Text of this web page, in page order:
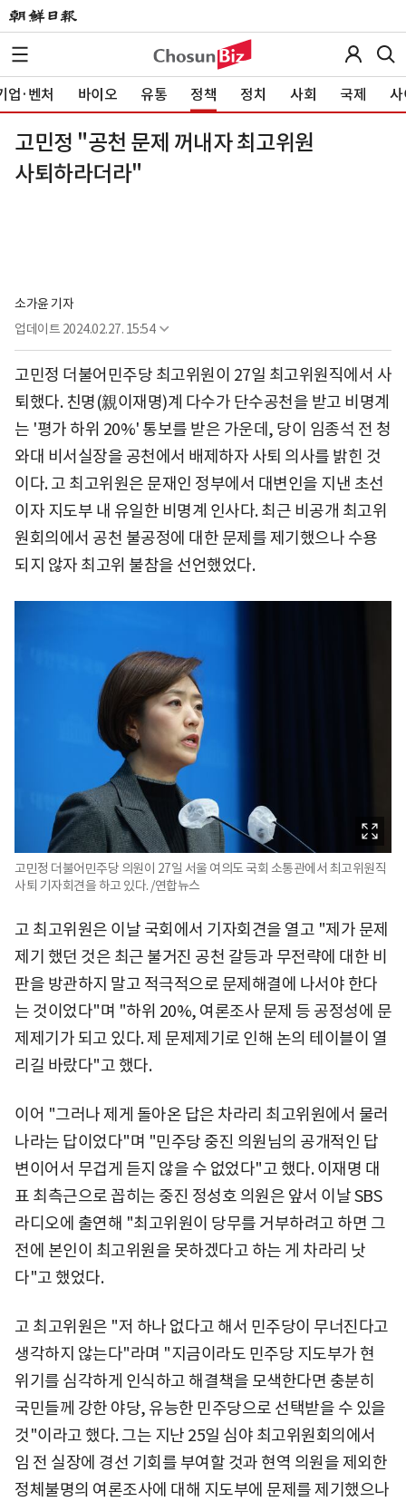
업·벤처 바이오 유통 정책 정치 사회 국제 사
고민정 "공천 문제 꺼내자 최고위원
사퇴하라더라"
소가윤 기자
업데이트 2024.02.27. 15:54
고민정 더불어민주당 최고위원이 27일 최고위원직에서 사
퇴했다. 친명(親이재명)계 다수가 단수공천을 받고 비명계
는 '평가 하위 20%' 통보를 받은 가운데, 당이 임종석 전 청
와대 비서실장을 공천에서 배제하자 사퇴 의사를 밝힌 것
이다. 고 최고위원은 문재인 정부에서 대변인을 지낸 초선
이자 지도부 내 유일한 비명계 인사다. 최근 비공개 최고위
원회의에서 공천 불공정에 대한 문제를 제기했으나 수용
되지 않자 최고위 불참을 선언했었다.
고민정 더불어민주당 의원이 27일 서울 여의도 국회 소통관에서 최고위원직
사퇴 기자회견을 하고 있다. /연합뉴스
고 최고위원은 이날 국회에서 기자회견을 열고 "제가 문제
제기 했던 것은 최근 불거진 공천 갈등과 무전략에 대한 비
판을 방관하지 말고 적극적으로 문제해결에 나서야 한다
는 것이었다"며 "하위 20%, 여론조사 문제 등 공정성에 문
제제기가 되고 있다. 제 문제제기로 인해 논의 테이블이 열
리길 바랐다"고 했다.
이어 "그러나 제게 돌아온 답은 차라리 최고위원에서 물러
나라는 답이었다"며 "민주당 중진 의원님의 공개적인 답
변이어서 무겁게 듣지 않을 수 없었다"고 했다. 이재명 대
표 최측근으로 꼽히는 중진 정성호 의원은 앞서 이날 SBS
라디오에 출연해 "최고위원이 당무를 거부하려고 하면 그
전에 본인이 최고위원을 못하겠다고 하는 게 차라리 낫
다"고 했었다.
고 최고위원은 "저 하나 없다고 해서 민주당이 무너진다고
생각하지 않는다"라며 "지금이라도 민주당 지도부가 현
위기를 심각하게 인식하고 해결책을 모색한다면 충분히
국민들께 강한 야당, 유능한 민주당으로 선택받을 수 있을
것"이라고 했다. 그는 지난 25일 심야 최고위원회의에서
임 전 실장에 경선 기회를 부여할 것과 현역 의원을 제외한
정체불명의 여론조사에 대해 지도부에 문제를 제기했으나